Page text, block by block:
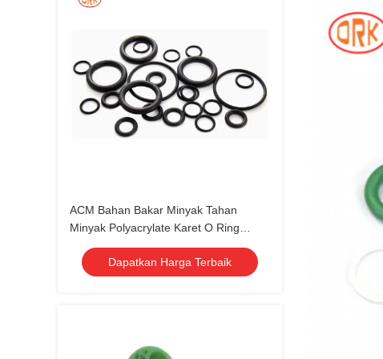
ACM Bahan Bakar Minyak Tahan
Minyak Polyacrylate Karet O Ring
untuk Segel Konektor
Dapatkan Harga Terbaik